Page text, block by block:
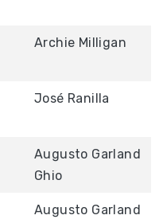
Archie Milligan
José Ranilla
Augusto Garland
Ghio
Augusto Garland